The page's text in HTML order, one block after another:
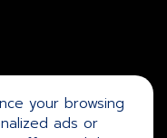
your browsing
ads or